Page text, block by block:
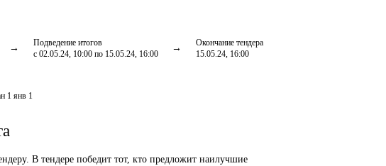
Подведение итогов
с 02.05.24, 10:00 по 15.05.24, 16:00
Окончание тендера
15.05.24, 16:00
1 янв 1
В тендере победит тот, кто предложит наилучшие